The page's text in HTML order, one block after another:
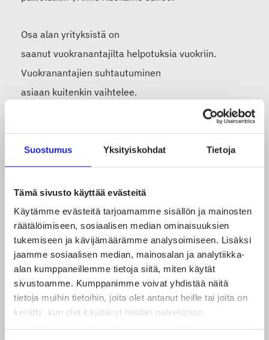
Suostumus Yksityiskohdat Tietoja
Tämä sivusto käyttää evästeitä
Käytämme evästeitä tarjoamamme sisällön ja mainosten
räätälöimiseen, sosiaalisen median ominaisuuksien
tukemiseen ja kävijämäärämme analysoimiseen. Lisäksi
jaamme sosiaalisen median, mainosalan ja analytiikka-
alan kumppaneillemme tietoja siitä, miten käytät
sivustoamme. Kumppanimme voivat yhdistää näitä
tietoja muihin tietoihin, joita olet antanut heille tai joita on
kerätty, kun olet käyttänyt heidän palvelujaan.
Osa alan yrityksistä on
saanut vuokranantajilta helpotuksia vuokriin.
Vuokranantajien suhtautuminen
asiaan kuitenkin vaihtelee.
alennusolisi edelleen tärkeää. Vuokrien maksun
siirtäminen parin-kolmen kuukauden päähän ei
valitettavasti auta yrityksiä, vaan nyt tarvitaan
konkreettista vastaantuloa”, Anne Ruokamo
sanoo.
Helpotusta verkkokaupasta
jakasvomaskien valmistuksesta
Alan yritykset ovat kehittäneet erilaisia